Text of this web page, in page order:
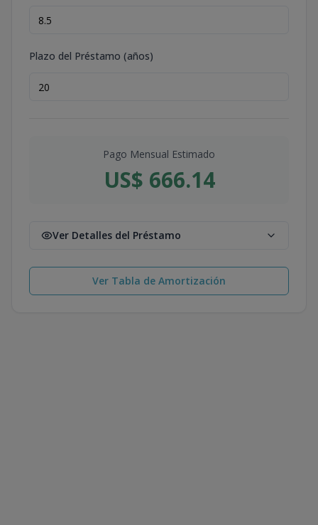
Plazo del Préstamo (años)
Pago Mensual Estimado
US$ 666.14
Ver Detalles del Préstamo
Ver Tabla de Amortización